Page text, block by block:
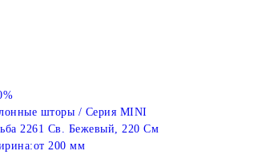
шторы / Серия MINI
2261 Св. Бежевый, 220 См
от 200 мм